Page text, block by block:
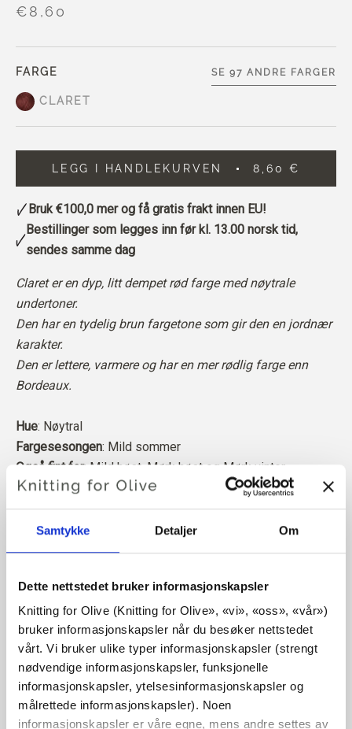
Samtykke Detaljer Om
Dette nettstedet bruker informasjonskapsler
Knitting for Olive (Knitting for Olive», «vi», «oss», «vår»)
bruker informasjonskapsler når du besøker nettstedet
vårt. Vi bruker ulike typer informasjonskapsler (strengt
nødvendige informasjonskapsler, funksjonelle
informasjonskapsler, ytelsesinformasjonskapsler og
målrettede informasjonskapsler). Noen
informasjonskapsler er våre egne, mens andre settes av
€8,60
FARGE
CLARET
SE 97 ANDRE FARGER
LEGG I HANDLEKURVEN 8,60 €
Bruk€100,0 mer og få gratis frakt innen EU!
Bestillinger som legges inn før kl. 13.00 norsk tid,
sendes samme dag
Claret er en dyp, litt dempet rød farge med nøytrale
undertoner.
Den har en tydelig brun fargetone som gir den en jordnær
karakter.
Den er lettere, varmere og har en mer rødlig farge enn
Bordeaux.
Hue: Nøytral
Fargesesongen: Mild sommer
Også fint for: Mild høst, Mørk høst og Mørk vinter
Merinoullen vår kommer fra sauer som er avlet opp i
Patagonia, der mulesing ikke praktiseres. Ullen kan
spores direkte tilbake til gården den kommer fra. På
hvilke sauer som har laget ullen vår.
Merinoull har mange gode egenskaper. Den er
temperaturregulerende. Det vil si at ullen holder kroppen
varm i kaldt vær, og frigjør varme i varmt vær, slik at huden
holdes kjølig. Samtidig kan ull, i likhet med silke,
transportere fuktighet bort fra huden, og kan absorbere 30